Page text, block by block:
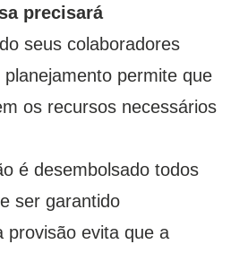
precisará
seus colaboradores
planejamento permite que
os recursos necessários
é desembolsado todos
ser garantido
provisão evita que a